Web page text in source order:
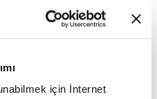
için İnternet
Delhi kentinde
Grubu
edecek. Stratejik
bu görevden